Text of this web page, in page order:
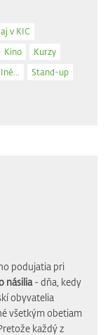
v KIC
Kino
Kurzy
Iné...
Stand-up
podujatia pri
násilia - dňa, kedy
obyvatelia
všetkým obetiam
každý z